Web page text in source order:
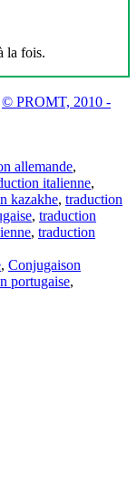
la fois.
© PROMT, 2010 -
allemande,
italienne,
kazakhe, traduction
, traduction
, traduction
, Conjugaison
portugaise,